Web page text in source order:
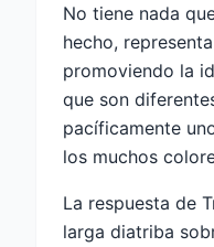
No tiene nada
hecho,
promoviendo la
que son
pacíficamente
los muchos
La respuesta de
larga diatriba